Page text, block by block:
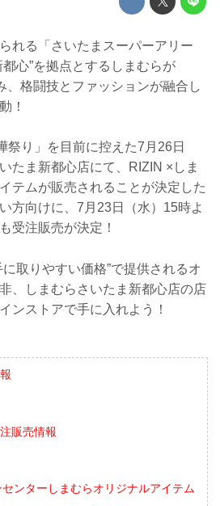
れる「さいたまスーパーアリー
心”を拠点とするしまむらが
、格闘技とファッションが融合し
！
祭り」を目前に控えた7月26日
たま新都心店にて、RIZIN ×しま
テムが販売されることが決定した
方向けに、7月23日（水）15時よ
受注販売が決定！
取りやすい価格”で提供されるオ
、しまむらさいたま新都心店の店
ンストアで手に入れよう！
販売情報
ンターしまむらオリジナルアイテム